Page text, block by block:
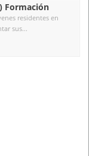
Formación
residentes en
sus...